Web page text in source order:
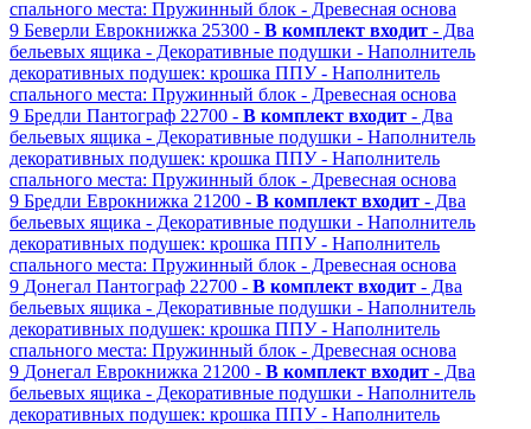
спального места: Пружинный блок - Древесная основа
9 Беверли Еврокнижка 25300 - В комплект входит - Два
бельевых ящика - Декоративные подушки - Наполнитель
декоративных подушек: крошка ППУ - Наполнитель
спального места: Пружинный блок - Древесная основа
9 Бредли Пантограф 22700 - В комплект входит - Два
бельевых ящика - Декоративные подушки - Наполнитель
декоративных подушек: крошка ППУ - Наполнитель
спального места: Пружинный блок - Древесная основа
9 Бредли Еврокнижка 21200 - В комплект входит - Два
бельевых ящика - Декоративные подушки - Наполнитель
декоративных подушек: крошка ППУ - Наполнитель
спального места: Пружинный блок - Древесная основа
9 Донегал Пантограф 22700 - В комплект входит - Два
бельевых ящика - Декоративные подушки - Наполнитель
декоративных подушек: крошка ППУ - Наполнитель
спального места: Пружинный блок - Древесная основа
9 Донегал Еврокнижка 21200 - В комплект входит - Два
бельевых ящика - Декоративные подушки - Наполнитель
декоративных подушек: крошка ППУ - Наполнитель